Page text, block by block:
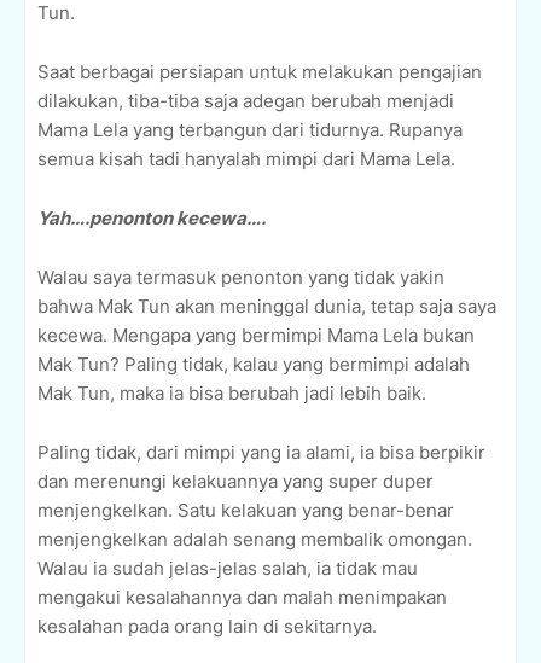
Tun.
Saat berbagai persiapan untuk melakukan pengajian
dilakukan, tiba-tiba saja adegan berubah menjadi
Mama Lela yang terbangun dari tidurnya. Rupanya
semua kisah tadi hanyalah mimpi dari Mama Lela.
Yah….penonton kecewa….
Walau saya termasuk penonton yang tidak yakin
bahwa Mak Tun akan meninggal dunia, tetap saja saya
kecewa. Mengapa yang bermimpi Mama Lela bukan
Mak Tun? Paling tidak, kalau yang bermimpi adalah
Mak Tun, maka ia bisa berubah jadi lebih baik.
Paling tidak, dari mimpi yang ia alami, ia bisa berpikir
dan merenungi kelakuannya yang super duper
menjengkelkan. Satu kelakuan yang benar-benar
menjengkelkan adalah senang membalik omongan.
Walau ia sudah jelas-jelas salah, ia tidak mau
mengakui kesalahannya dan malah menimpakan
kesalahan pada orang lain di sekitarnya.